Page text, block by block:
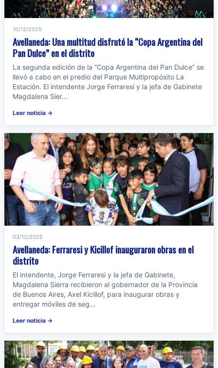
10/12/2025
Avellaneda: Una multitud disfrutó la “Copa Argentina del
Pan Dulce” en el distrito
La segunda edición de la “Copa Argentina del Pan Dulce” se
llevó a cabo en el predio del Parque Multipropósito La
Estación. El intendente Jorge Ferraresi y la jefa de Gabinete
Magdalena Sier...
Leer noticia →
03/12/2025
Avellaneda: Ferraresi y Kicillof inauguraron obras en el
distrito
El intendente, Jorge Ferraresi y la jefa de Gabinete,
Magdalena Sierra recibieron al gobernador de la Provincia
de Buenos Aires, Axel Kicillof, para inaugurar obras y
entregar móviles de seg...
Leer noticia →